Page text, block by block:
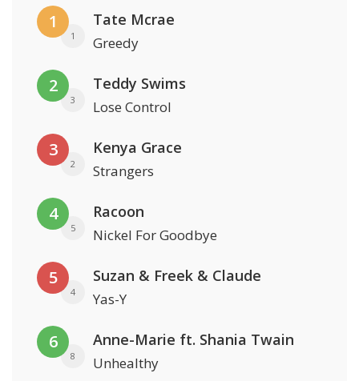
1
1
Tate Mcrae
Greedy
2
3
Teddy Swims
Lose Control
3
2
Kenya Grace
Strangers
4
5
Racoon
Nickel For Goodbye
5
4
Suzan & Freek & Claude
Yas-Y
6
8
Anne-Marie ft. Shania Twain
Unhealthy